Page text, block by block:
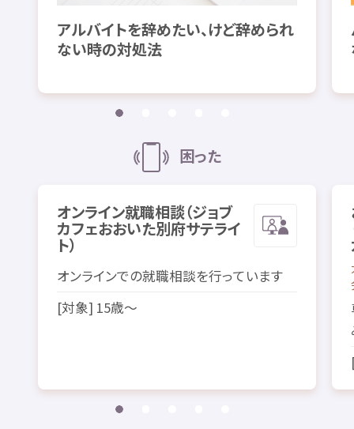
アルバイトを辞めたい、けど辞められ
ない時の対処法
困った
オンライン就職相談（ジョブ
カフェおおいた別府サテライ
ト）
オンラインでの就職相談を行っています
[対象] 15歳～